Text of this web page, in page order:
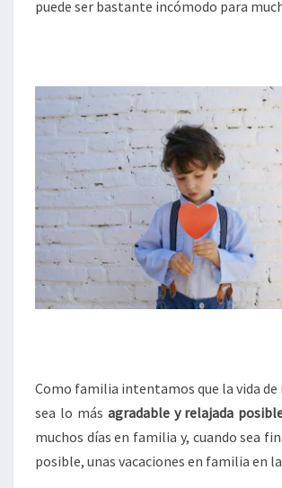
puede ser bastante incómodo para
Como familia intentamos que la vida
sea lo más agradable y relajada
muchos días en familia y, cuando sea
posible, unas vacaciones en familia en